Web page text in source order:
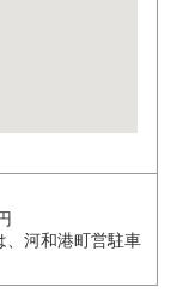
河和港町営駐車